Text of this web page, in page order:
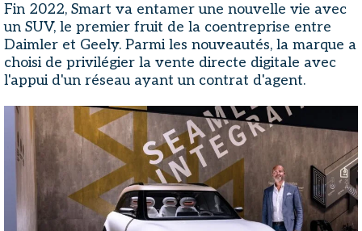
Fin 2022, Smart va entamer une nouvelle vie avec
un SUV, le premier fruit de la coentreprise entre
Daimler et Geely. Parmi les nouveautés, la marque a
choisi de privilégier la vente directe digitale avec
l'appui d'un réseau ayant un contrat d'agent.